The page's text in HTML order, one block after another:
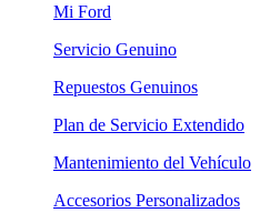
Mi Ford
Servicio Genuino
Repuestos Genuinos
Plan de Servicio Extendido
Mantenimiento del Vehículo
Accesorios Personalizados